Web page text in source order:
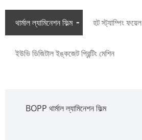
থার্মাল ল্যামিনেশন ফিল্ম হট স্ট্যাম্পিং ফয়েল
ইউভি ডিজিটাল ইঙ্কজেট প্রিন্টিং মেশিন
BOPP থার্মাল ল্যামিনেশন ফিল্ম